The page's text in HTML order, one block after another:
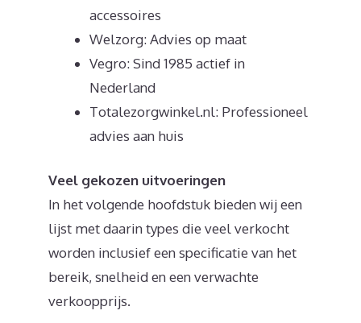
accessoires
Welzorg: Advies op maat
Vegro: Sind 1985 actief in
Nederland
Totalezorgwinkel.nl: Professioneel
advies aan huis
Veel gekozen uitvoeringen
In het volgende hoofdstuk bieden wij een
lijst met daarin types die veel verkocht
worden inclusief een specificatie van het
bereik, snelheid en een verwachte
verkoopprijs.